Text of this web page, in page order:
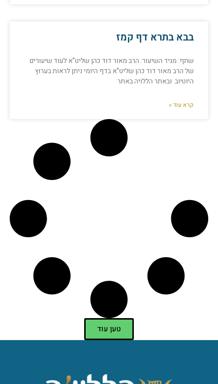
בבא בתרא דף קמז
שתף: מגיד השיעור: הרב מאור דוד כהן שליט”א לעוד שיעורים
של הרב מאור דוד כהן שליט”א בדף היומי ניתן לראות בערוץ
היוטיוב ובאתר הללויה באתר
קרא עוד »
טען עוד